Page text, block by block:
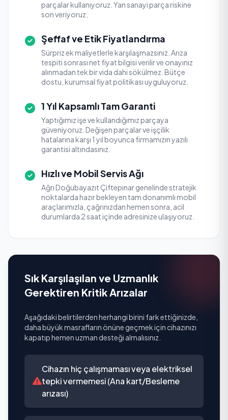
parçalar kullanıyoruz. Yan sanayi parça riskine
son veriyoruz.
Şeffaf ve Etik Fiyatlandırma
Sürpriz ek maliyetlerle karşılaşmazsınız. Arıza
tespiti sonrası net fiyat bilgisi verilir ve onayınız
alınmadan tek bir vida dahi sökülmez. Bütçe
dostu, kurumsal fiyat politikası uyguluyoruz.
1 Yıl Kapsamlı Tam Garanti
Yaptığımız işe ve kullandığımız parçaya
güveniyoruz. Değişen parçalar ve işçilik
hatalarına karşı 1 yıl boyunca firmamızın yazılı
garantisi altındasınız.
Hızlı ve Mobil Servis Ağı
Ağrı Doğubayazıt Çiftepınar genelinde stratejik
noktalarda hazır bekleyen tam donanımlı mobil
araçlarımızla, çağrınızdan hemen sonra, acil
durumlarda 2 saat içinde adresinize ulaşıyoruz.
Sık Karşılaşılan ve Uzmanlık
Gerektiren Kritik Arızalar
Aşağıdaki belirtilerden herhangi birini fark ettiğinizde,
daha büyük masrafların önüne geçmek için cihazınızı
kapatıp hemen uzman desteği almalısınız.
Cihazın hiç çalışmaması veya elektriksel
tepki vermemesi (Ana kart/Besleme
arızası)